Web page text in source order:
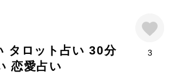
タロット占い 30分
恋愛占い
3